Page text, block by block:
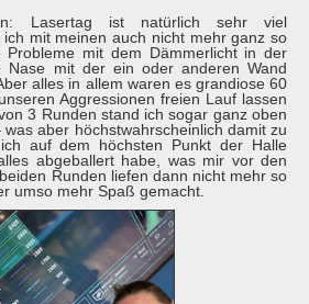
Lasertag ist natürlich sehr viel
mit meinen auch nicht mehr ganz so
Probleme mit dem Dämmerlicht in der
Nase mit der ein oder anderen Wand
alles in allem waren es grandiose 60
Aggressionen freien Lauf lassen
3 Runden stand ich sogar ganz oben
aber höchstwahrscheinlich damit zu
auf dem höchsten Punkt der Halle
abgeballert habe, was mir vor den
Runden liefen dann nicht mehr so
umso mehr Spaß gemacht.